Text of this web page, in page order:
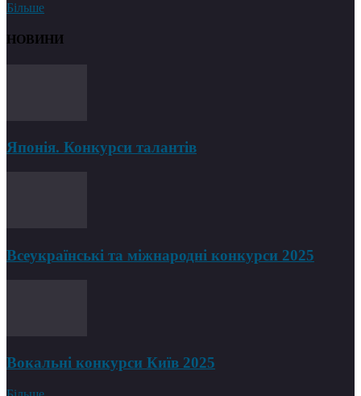
Більше
НОВИНИ
Японія. Конкурси талантів
Всеукраїнські та міжнародні конкурси 2025
Вокальні конкурси Київ 2025